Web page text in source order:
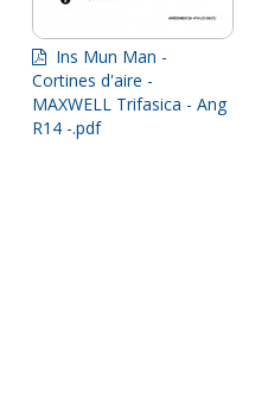
Ins Mun Man -
Cortines d'aire -
MAXWELL Trifasica - Ang
R14 -.pdf